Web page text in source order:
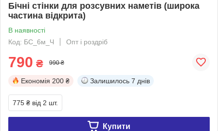
Бічні стінки для розсувних наметів (широка
частина відкрита)
В наявності
Код: БС_6м_Ч
Опт і роздріб
790 ₴ 990 ₴
Економія 200 ₴ Залишилось 7 днів
775 ₴ від 2 шт.
Купити